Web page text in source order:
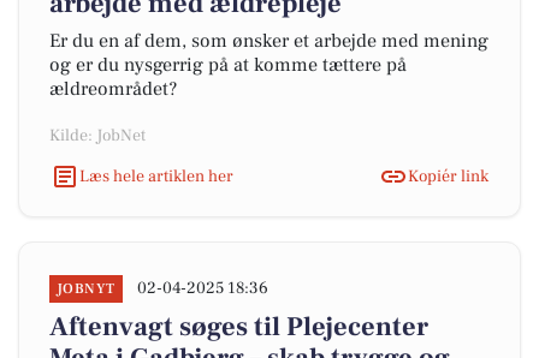
Er du en af dem, som ønsker et arbejde med mening
og er du nysgerrig på at komme tættere på
ældreområdet?
Kilde: JobNet
Læs hele artiklen her
Kopiér link
JOBNYT 02-04-2025 18:36
Aftenvagt søges til Plejecenter